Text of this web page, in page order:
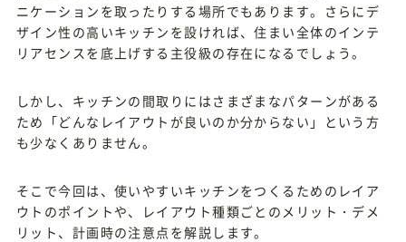
ニケーションを取ったりする場所でもあります。さらにデ
ザイン性の高いキッチンを設ければ、住まい全体のインテ
リアセンスを底上げする主役級の存在になるでしょう。
しかし、キッチンの間取りにはさまざまなパターンがある
ため「どんなレイアウトが良いのか分からない」という方
も少なくありません。
そこで今回は、使いやすいキッチンをつくるためのレイア
ウトのポイントや、レイアウト種類ごとのメリット・デメ
リット、計画時の注意点を解説します。